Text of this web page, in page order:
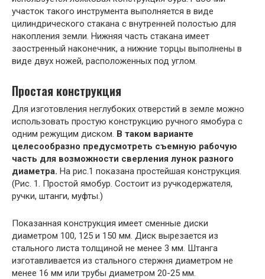
участок такого инструмента выполняется в виде
цилиндрического стакана с внутренней полостью для
накопления земли. Нижняя часть стакана имеет
заостренный наконечник, а нижние торцы выполнены в
виде двух ножей, расположенных под углом.
Простая конструкция
Для изготовления неглубоких отверстий в земле можно
использовать простую конструкцию ручного ямобура с
одним режущим диском. В таком варианте
целесообразно предусмотреть съемную рабочую
часть для возможности сверления лунок разного
диаметра. На рис.1 показана простейшая конструкция.
(Рис. 1. Простой ямобур. Состоит из ручкодержателя,
ручки, штанги, муфты.)
Показанная конструкция имеет сменные диски
диаметром 100, 125 и 150 мм. Диск вырезается из
стального листа толщиной не менее 3 мм. Штанга
изготавливается из стального стержня диаметром не
менее 16 мм или трубы диаметром 20-25 мм.